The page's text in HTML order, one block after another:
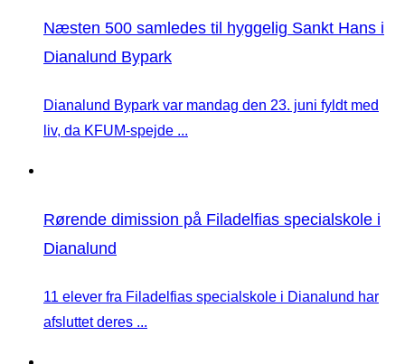
Næsten 500 samledes til hyggelig Sankt Hans i
Dianalund Bypark
Dianalund Bypark var mandag den 23. juni fyldt med
liv, da KFUM-spejde ...
Rørende dimission på Filadelfias specialskole i
Dianalund
11 elever fra Filadelfias specialskole i Dianalund har
afsluttet deres ...